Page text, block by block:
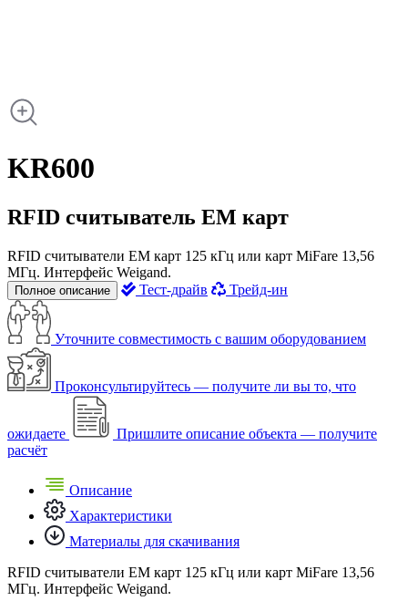
KR600
RFID считыватель EM карт
RFID считыватели EM карт 125 кГц или карт MiFare 13,56
МГц. Интерфейс Weigand.
Полное описание Тест-драйв Трейд-ин
Уточните совместимость с вашим оборудованием
Проконсультируйтесь — получите ли вы то, что
ожидаете
Пришлите описание объекта — получите
расчёт
Описание
Характеристики
Материалы для скачивания
RFID считыватели EM карт 125 кГц или карт MiFare 13,56
МГц. Интерфейс Weigand.